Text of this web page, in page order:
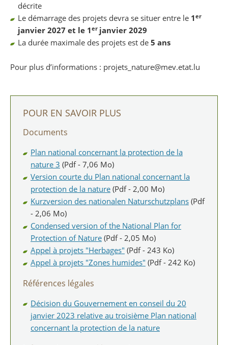
décrite
Le démarrage des projets devra se situer entre le 1er
janvier 2027 et le 1er janvier 2029
La durée maximale des projets est de 5 ans
Pour plus d’informations : projets_nature@mev.etat.lu
POUR EN SAVOIR PLUS
Documents
Plan national concernant la protection de la
nature 3 (Pdf - 7,06 Mo)
Version courte du Plan national concernant la
protection de la nature (Pdf - 2,00 Mo)
Kurzversion des nationalen Naturschutzplans (Pdf
- 2,06 Mo)
Condensed version of the National Plan for
Protection of Nature (Pdf - 2,05 Mo)
Appel à projets "Herbages" (Pdf - 243 Ko)
Appel à projets "Zones humides" (Pdf - 242 Ko)
Références légales
Décision du Gouvernement en conseil du 20
janvier 2023 relative au troisième Plan national
concernant la protection de la nature